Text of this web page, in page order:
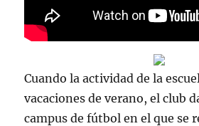
Cuando la actividad de la
vacaciones de verano, el club
campus de fútbol en el que se